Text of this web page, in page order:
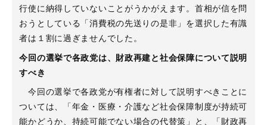
行使に納得していないことがうかがえます。首相が信を問
おうとしている「消費税の先送りの是非」を選択した有識
者は１割に過ぎませんでした。
今回の選挙で各政党は、財政再建と社会保障について説明
すべき
今回の選挙で各政党が有権者に対して説明すべきことに
ついては、「年金・医療・介護など社会保障制度が持続可
能かどうか、持続可能でない場合の代替策」と、「財政再